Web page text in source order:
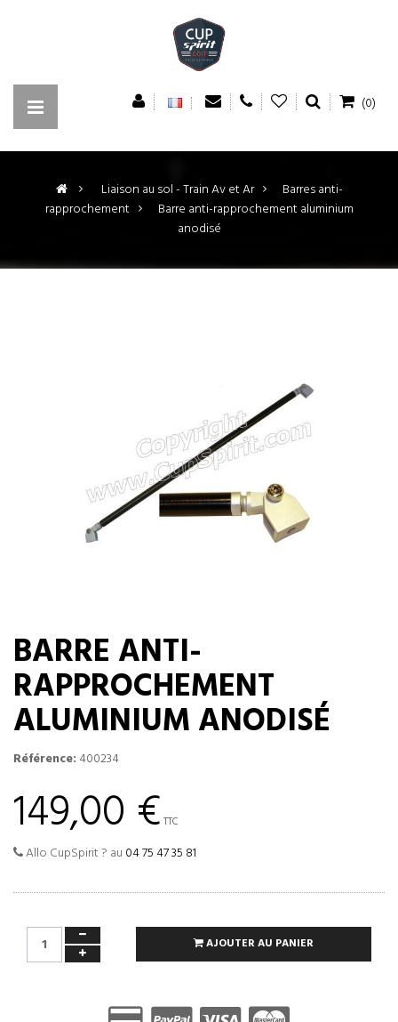
(0)
> Liaison au sol - Train Av et Ar >
Barres anti-
rapprochement >
Barre anti-rapprochement aluminium
anodisé
BARRE ANTI-
RAPPROCHEMENT
ALUMINIUM ANODISÉ
Référence: 400234
149,00 € TTC
Allo CupSpirit ? au 04 75 47 35 81
AJOUTER AU PANIER